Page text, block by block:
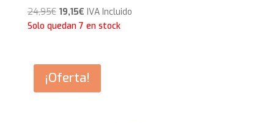
24,95€ El
precio
24,95€.
19,15€El
precio
19,15€.
IVA Incluido
Solo quedan 7 en stock
¡Oferta!